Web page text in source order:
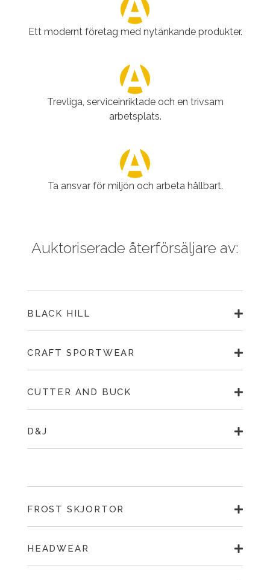
Ett modernt företag med nytänkande produkter.
Trevliga, serviceinriktade och en trivsam
arbetsplats.
Ta ansvar för miljön och arbeta hållbart.
Auktoriserade återförsäljare av:
BLACK HILL
CRAFT SPORTWEAR
CUTTER AND BUCK
D&J
FROST SKJORTOR
HEADWEAR